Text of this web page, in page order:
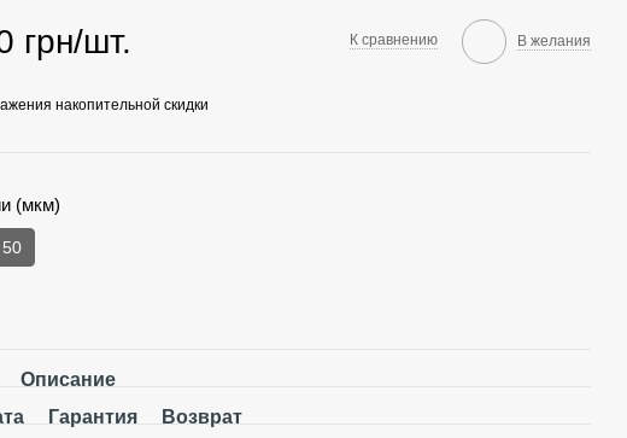
грн/шт. К сравнению В желания
накопительной скидки
(мкм)
50
Описание
Гарантия
Возврат